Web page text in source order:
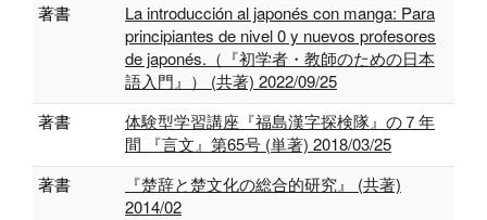
著書
La introducción al japonés con manga: Para
principiantes de nivel 0 y nuevos profesores
de japonés.（『初学者・教師のための日本
語入門』） (共著) 2022/09/25
著書
体験型学習講座『福島漢字探検隊』の７年
間 『言文』第65号 (単著) 2018/03/25
著書
『楚辞と楚文化の総合的研究』 (共著)
2014/02